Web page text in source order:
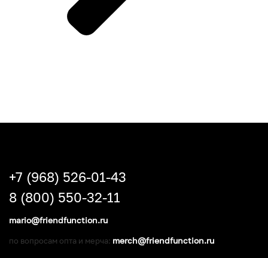
+7 (968) 526-01-43
8 (800) 550-32-11
mario@friendfunction.ru
по вопросам опта и мерча: merch@friendfunction.ru